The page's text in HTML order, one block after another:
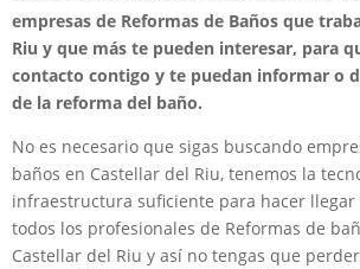
empresas de Reformas de Baños que
Riu y que más te pueden interesar, para
contacto contigo y te puedan informar o
de la reforma del baño.
No es necesario que sigas buscando
baños en Castellar del Riu, tenemos la
infraestructura suficiente para hacer llegar
todos los profesionales de Reformas de
Castellar del Riu y así no tengas que